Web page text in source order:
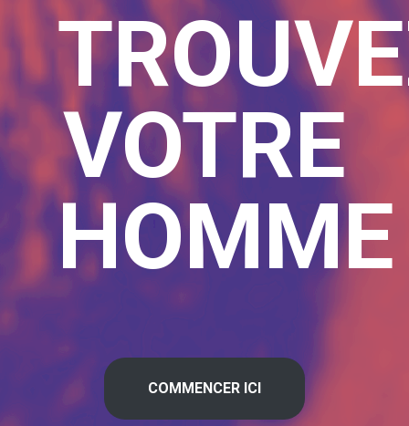
VOTRE
HOMME
COMMENCER ICI